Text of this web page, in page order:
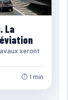
La
seront
⏱ 1 min